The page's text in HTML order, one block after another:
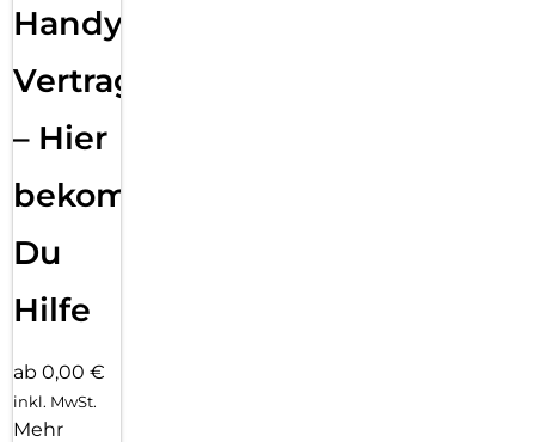
Handy
Vertragsabwicklung
– Hier
bekommst
Du
Hilfe
ab 0,00 €
inkl. MwSt.
Mehr